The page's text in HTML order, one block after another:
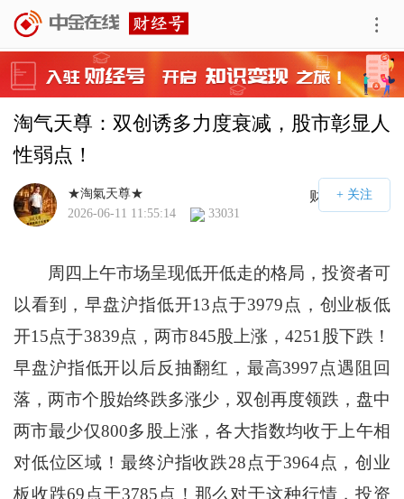
淘气天尊：双创诱多力度衰减，股市彰显人
性弱点！
财经号APP
★淘氣天尊★
2026-06-11 11:55:14
33031
周四上午市场呈现低开低走的格局，投资者可
以看到，早盘沪指低开13点于3979点，创业板低
开15点于3839点，两市845股上涨，4251股下跌！
早盘沪指低开以后反抽翻红，最高3997点遇阻回
落，两市个股始终跌多涨少，双创再度领跌，盘中
两市最少仅800多股上涨，各大指数均收于上午相
对低位区域！最终沪指收跌28点于3964点，创业
板收跌69点于3785点！那么对于这种行情，投资